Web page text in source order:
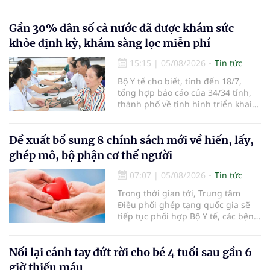
em bé đầu tiên chào đời.
Gần 30% dân số cả nước đã được khám sức
khỏe định kỳ, khám sàng lọc miễn phí
15:15 | 05/08/2026
Tin tức
Bộ Y tế cho biết, tính đến 18/7,
tổng hợp báo cáo của 34/34 tỉnh,
thành phố về tình hình triển khai
nhận 32.286.360 người, chiếm gần
30% dân số cả nước đã được khám
sức khỏe định kỳ năm nay.
Đề xuất bổ sung 8 chính sách mới về hiến, lấy,
ghép mô, bộ phận cơ thể người
07:07 | 05/08/2026
Tin tức
Trong thời gian tới, Trung tâm
Điều phối ghép tạng quốc gia sẽ
tiếp tục phối hợp Bộ Y tế, các bệnh
cường truyền thông, hoàn thiện
quy trình chuyên môn và hệ thống
Nối lại cánh tay đứt rời cho bé 4 tuổi sau gần 6